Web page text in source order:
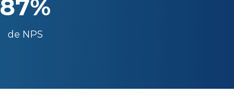
87%
de NPS